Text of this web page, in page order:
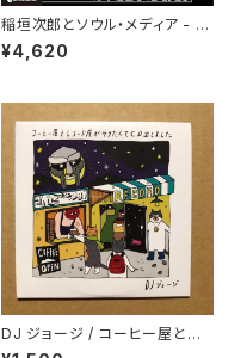
稲垣次郎とソウル・メディア - W
andering Birds 女友達 "LP"
¥4,620
DJ ジョージ / コーヒー屋とレ
コード屋がやりたくてCD出しま